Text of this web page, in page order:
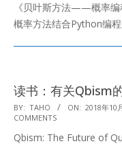
11
《贝叶斯方法——概率编
概率方法结合Python编
读书：有关Qbism
2018-
10-
10
BY: TAHO ON: 2018年10
COMMENTS
Qbism: The Future of